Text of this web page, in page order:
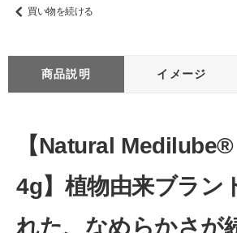
買い物を続ける
商品説明 イメージ
【Natural
4g】植物由来ブラン
れた、なめらかさが